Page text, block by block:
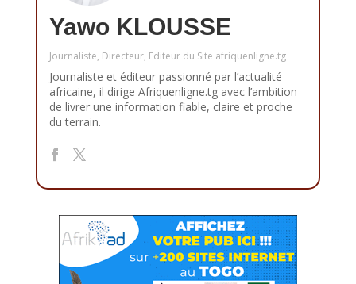
Yawo KLOUSSE
Journaliste, Directeur, Editeur du Site afriquenligne.tg
Journaliste et éditeur passionné par l’actualité
africaine, il dirige Afriquenligne.tg avec l’ambition
de livrer une information fiable, claire et proche
du terrain.